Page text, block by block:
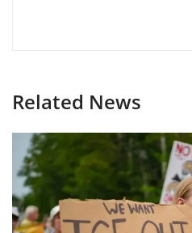
Related News